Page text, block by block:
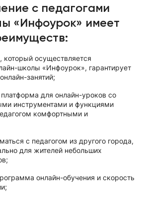
с педагогами
«Инфоурок» имеет
который осуществляется
школы «Инфоурок», гарантирует
занятий;
для онлайн-уроков со
инструментами и функциями
комфортными и
с педагогом из другого города,
для жителей небольших
онлайн-обучения и скорость